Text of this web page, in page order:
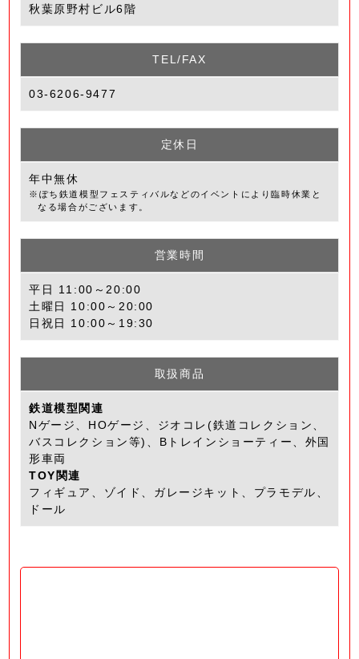
秋葉原野村ビル6階
TEL/FAX
03-6206-9477
定休日
年中無休
※ぽち鉄道模型フェスティバルなどのイベントにより臨時休業と
なる場合がございます。
営業時間
平日 11:00～20:00
土曜日 10:00～20:00
日祝日 10:00～19:30
取扱商品
鉄道模型関連
Nゲージ、HOゲージ、ジオコレ(鉄道コレクション、
バスコレクション等)、Bトレインショーティー、外国
形車両
TOY関連
フィギュア、ゾイド、ガレージキット、プラモデル、
ドール